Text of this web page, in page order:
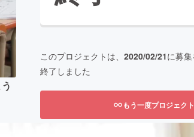
このプロジェクトは、 2020/02/21に募集
終了しました
もう一度プロジェク